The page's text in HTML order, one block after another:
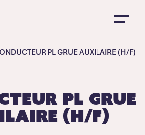
PL GRUE AUXILAIRE (H/F)
PL GRUE
(H/F)